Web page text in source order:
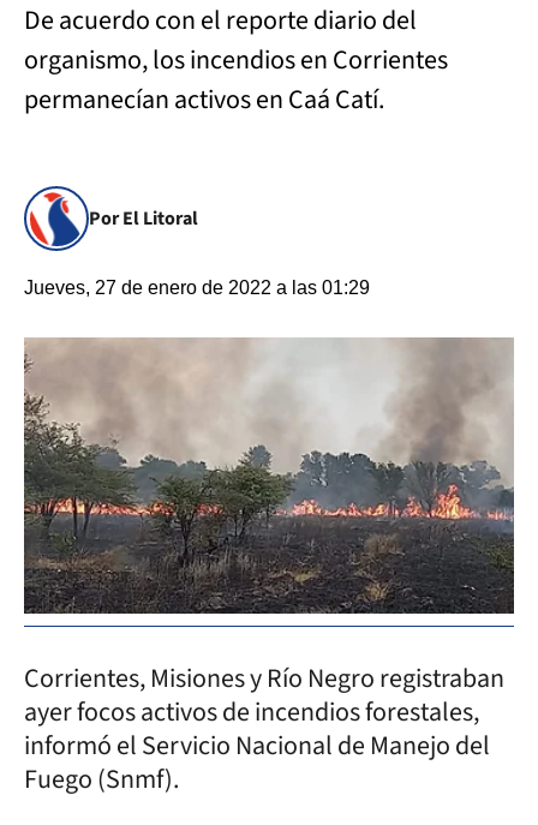
De acuerdo con el reporte diario del
organismo, los incendios en Corrientes
permanecían activos en Caá Catí.
Por El Litoral
Jueves, 27 de enero de 2022 a las 01:29
Corrientes, Misiones y Río Negro registraban
ayer focos activos de incendios forestales,
informó el Servicio Nacional de Manejo del
Fuego (Snmf).